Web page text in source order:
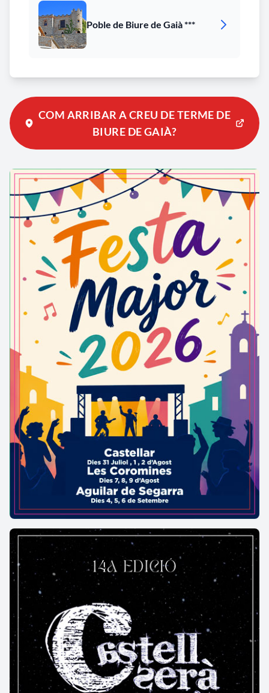
Poble de Biure de Gaià ***
COM ARRIBAR A CREU DE TERME DE
BIURE DE GAIÀ?